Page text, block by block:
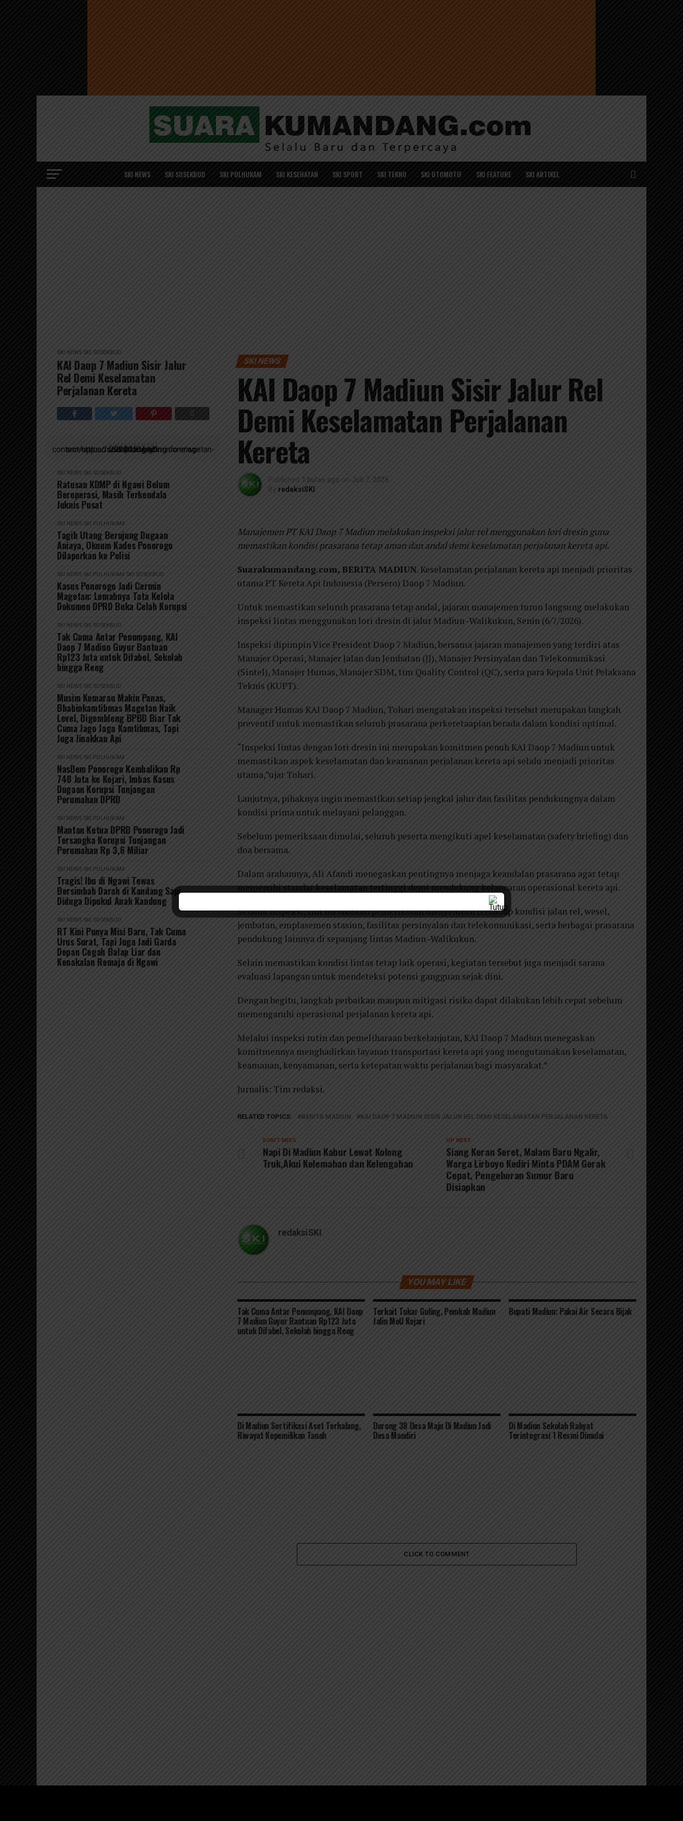
SKI NEWS SKI SOSEKBUD SKI POLHUKAM SKI KESEHATAN SKI SPORT SKI TEKNO SKI OTOMOTIF SKI FEATURE SKI ARTIKEL
SKI NEWS SKI SOSEKBUD
KAI Daop 7 Madiun Sisir Jalur
Rel Demi Keselamatan
Perjalanan Kereta
ADVERTISEMENT
script async src=https://suarakumandang.com/wp-content/uploads/2024/04/kominfo-magetan-2024OIO.jpg""
SKI NEWS SKI SOSEKBUD
Ratusan KDMP di Ngawi Belum
Beroperasi, Masih Terkendala
Juknis Pusat
SKI NEWS SKI POLHUKAM
Tagih Utang Berujung Dugaan
Aniaya, Oknum Kades Ponorogo
Dilaporkan ke Polisi
SKI NEWS SKI POLHUKAM SKI SOSEKBUD
Kasus Ponorogo Jadi Cermin
Magetan: Lemahnya Tata Kelola
Dokumen DPRD Buka Celah Korupsi
SKI NEWS SKI SOSEKBUD
Tak Cuma Antar Penumpang, KAI
Daop 7 Madiun Guyur Bantuan
Rp123 Juta untuk Difabel, Sekolah
hingga Reog
SKI NEWS SKI SOSEKBUD
Musim Kemarau Makin Panas,
Bhabinkamtibmas Magetan Naik
Level, Digembleng BPBD Biar Tak
Cuma Jago Jaga Kamtibmas, Tapi
Juga Jinakkan Api
SKI NEWS SKI POLHUKAM
NasDem Ponorogo Kembalikan Rp
748 Juta ke Kejari, Imbas Kasus
Dugaan Korupsi Tunjangan
Perumahan DPRD
SKI NEWS SKI POLHUKAM
Mantan Ketua DPRD Ponorogo Jadi
Tersangka Korupsi Tunjangan
Perumahan Rp 3,6 Miliar
SKI NEWS SKI POLHUKAM
Tragis! Ibu di Ngawi Tewas
Bersimbah Darah di Kandang Sapi,
Diduga Dipukul Anak Kandung
SKI NEWS SKI SOSEKBUD
RT Kini Punya Misi Baru, Tak Cuma
Urus Surat, Tapi Juga Jadi Garda
Depan Cegah Balap Liar dan
Kenakalan Remaja di Ngawi
SKI NEWS
KAI Daop 7 Madiun Sisir Jalur Rel
Demi Keselamatan Perjalanan
Kereta
Published 1 bulan ago on Juli 7, 2026
By redaksiSKI
Manajemen PT KAI Daop 7 Madiun melakukan inspeksi jalur rel menggunakan lori dresin guna
memastikan kondisi prasarana tetap aman dan andal demi keselamatan perjalanan kereta api.
Suarakumandang.com, BERITA MADIUN. Keselamatan perjalanan kereta api menjadi prioritas
utama PT Kereta Api Indonesia (Persero) Daop 7 Madiun.
Untuk memastikan seluruh prasarana tetap andal, jajaran manajemen turun langsung melakukan
inspeksi lintas menggunakan lori dresin di jalur Madiun–Walikukun, Senin (6/7/2026).
Inspeksi dipimpin Vice President Daop 7 Madiun, bersama jajaran manajemen yang terdiri atas
Manajer Operasi, Manajer Jalan dan Jembatan (JJ), Manajer Persinyalan dan Telekomunikasi
(Sintel), Manajer Humas, Manajer SDM, tim Quality Control (QC), serta para Kepala Unit Pelaksana
Teknis (KUPT).
Manager Humas KAI Daop 7 Madiun, Tohari mengatakan inspeksi tersebut merupakan langkah
preventif untuk memastikan seluruh prasarana perkeretaapian berada dalam kondisi optimal.
“Inspeksi lintas dengan lori dresin ini merupakan komitmen penuh KAI Daop 7 Madiun untuk
memastikan aspek keselamatan dan keamanan perjalanan kereta api selalu menjadi prioritas
utama,”ujar Tohari.
Lanjutnya, pihaknya ingin memastikan setiap jengkal jalur dan fasilitas pendukungnya dalam
kondisi prima untuk melayani pelanggan.
Sebelum pemeriksaan dimulai, seluruh peserta mengikuti apel keselamatan (safety briefing) dan
doa bersama.
Dalam arahannya, Ali Afandi menegaskan pentingnya menjaga keandalan prasarana agar tetap
memenuhi standar keselamatan tertinggi demi mendukung kelancaran operasional kereta api.
Selama inspeksi, tim melakukan pemeriksaan menyeluruh terhadap kondisi jalan rel, wesel,
jembatan, emplasemen stasiun, fasilitas persinyalan dan telekomunikasi, serta berbagai prasarana
pendukung lainnya di sepanjang lintas Madiun–Walikukun.
Selain memastikan kondisi lintas tetap laik operasi, kegiatan tersebut juga menjadi sarana
evaluasi lapangan untuk mendeteksi potensi gangguan sejak dini.
Dengan begitu, langkah perbaikan maupun mitigasi risiko dapat dilakukan lebih cepat sebelum
memengaruhi operasional perjalanan kereta api.
Melalui inspeksi rutin dan pemeliharaan berkelanjutan, KAI Daop 7 Madiun menegaskan
komitmennya menghadirkan layanan transportasi kereta api yang mengutamakan keselamatan,
keamanan, kenyamanan, serta ketepatan waktu perjalanan bagi masyarakat.*
Jurnalis: Tim redaksi.
RELATED TOPICS: BERITA MADIUN KAI DAOP 7 MADIUN SISIR JALUR REL DEMI KESELAMATAN PERJALANAN KERETA
UP NEXT
Siang Keran Seret, Malam Baru Ngalir,
Warga Lirboyo Kediri Minta PDAM Gerak
Cepat, Pengeboran Sumur Baru
Disiapkan
DON'T MISS
Napi Di Madiun Kabur Lewat Kolong
Truk,Akui Kelemahan dan Kelengahan
redaksiSKI
YOU MAY LIKE
Tak Cuma Antar Penumpang, KAI Daop
7 Madiun Guyur Bantuan Rp123 Juta
untuk Difabel, Sekolah hingga Reog
Terkait Tukar Guling, Pemkab Madiun
Jalin MoU Kejari
Bupati Madiun: Pakai Air Secara Bijak
Di Madiun Sertifikasi Aset Terhalang,
Riwayat Kepemilikan Tanah
Dorong 38 Desa Maju Di Madiun Jadi
Desa Mandiri
Di Madiun Sekolah Rakyat
Terintegrasi 1 Resmi Dimulai
CLICK TO COMMENT